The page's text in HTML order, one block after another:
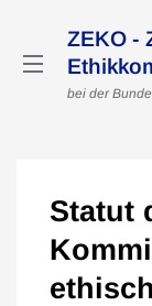
ZEKO -
bei der
Statut